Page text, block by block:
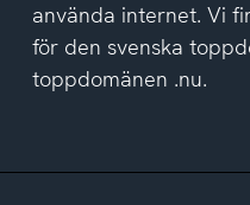
använda internet. Vi
för den svenska
toppdomänen .nu.